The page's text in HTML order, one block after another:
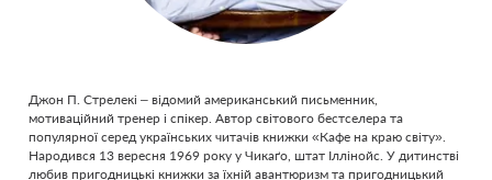
Джон П. Стрелекі – відомий американський письменник,
мотиваційний тренер і спікер. Автор світового бестселера та
популярної серед українських читачів книжки «Кафе на краю світу».
Народився 13 вересня 1969 року у Чикаґо, штат Іллінойс. У дитинстві
любив пригодницькі книжки за їхній авантюризм та пригодницький